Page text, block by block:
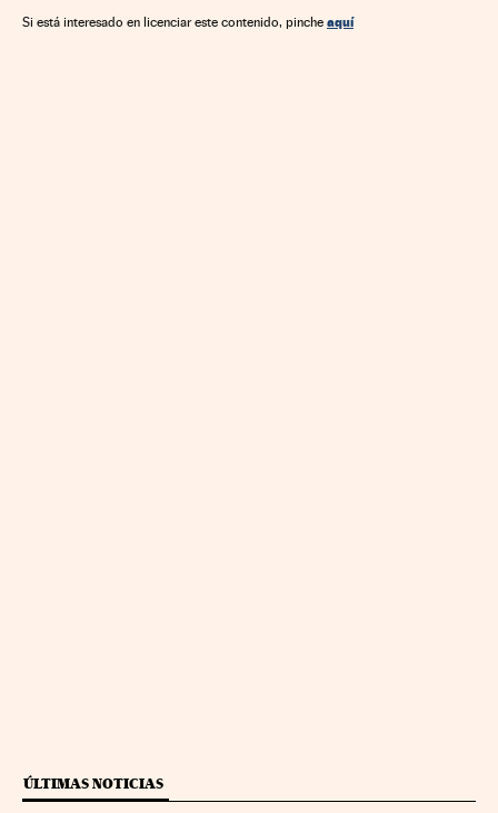
Tecnología Telecomunicaciones Comunicaciones
Si está interesado en licenciar este contenido, pinche aquí
ÚLTIMAS NOTICIAS